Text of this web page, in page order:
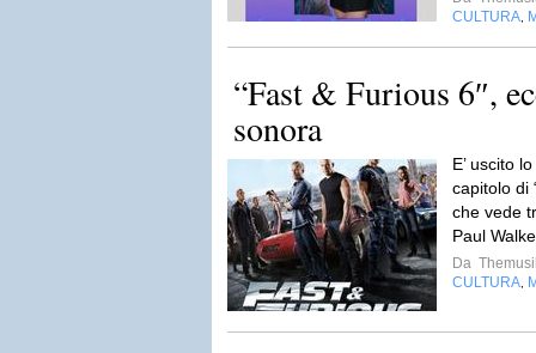
CULTURA
“Fast & Furious 6″,
sonora
E’ uscito
capitolo di
che vede
Paul
Da
CULTURA